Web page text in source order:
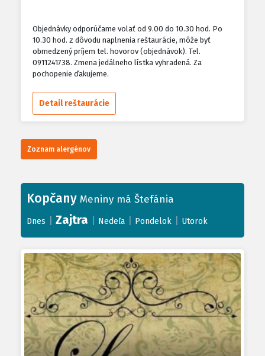
Objednávky odporúčame volať od 9.00 do 10.30 hod. Po
10.30 hod. z dôvodu naplnenia reštaurácie, môže byť
obmedzený príjem tel. hovorov (objednávok). Tel.
0911241738. Zmena jedálneho lístka vyhradená. Za
pochopenie ďakujeme.
Detail reštaurácie
Zoznam alergénov
Kopčany Meniny má Štefánia
Dnes Zajtra Nedeľa Pondelok Utorok